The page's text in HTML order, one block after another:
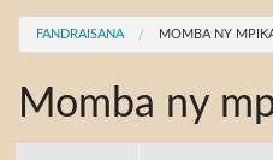
Hira nampidiriko
Hira tiako
Fidirana
You are here
FANDRAISANA MOMBA NY
Momba ny